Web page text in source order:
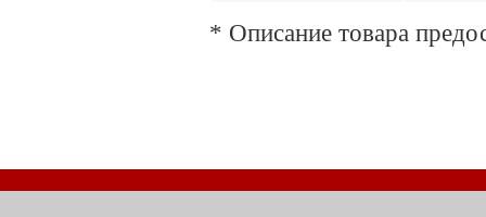
* Описание товара